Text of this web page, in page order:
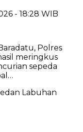
- 18:28 WIB
Polres
meringkus
sepeda